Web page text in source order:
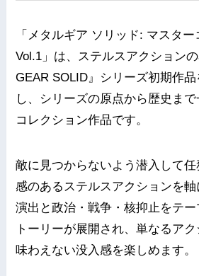
「メタルギア ソリッド: マスタ
Vol.1」は、ステルスアクション
GEAR SOLID』シリーズ初期作
し、シリーズの原点から歴史ま
コレクション作品です。
敵に見つからないよう潜入して
感のあるステルスアクションを
演出と政治・戦争・核抑止をテ
トーリーが展開され、単なるア
味わえない没入感を楽しめます。